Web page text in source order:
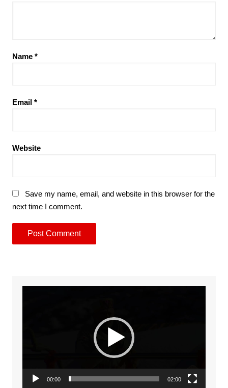
Name *
Email *
Website
Save my name, email, and website in this browser for the
next time I comment.
00:00 02:00